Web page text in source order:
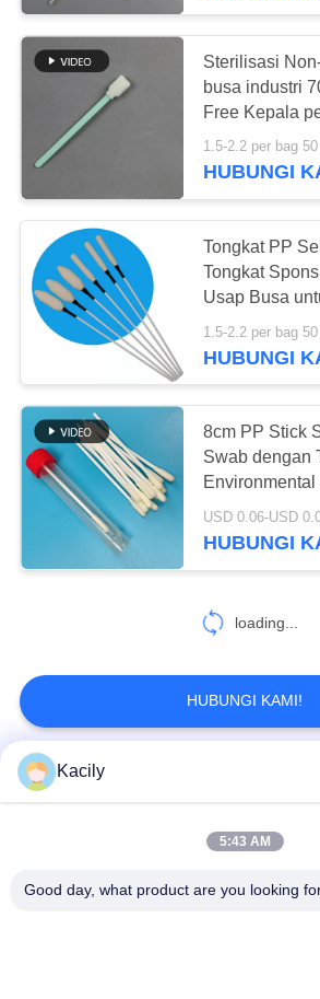
Sterilisasi
busa industri
Free Kepala
Untuk
sensitif Sesuai
1.5-2.2 per bag
HUBUNGI
Tongkat PP
Tongkat
Usap Busa
Trokar
1.5-2.2 per bag
HUBUNGI
8cm PP Stick
Swab dengan
Environmental
Sampling
Laboratory
HUBUNGI
loading...
HUBUNGI KAMI!
Bad Request
Kacily
5:43 AM
Good day, what product are you looking